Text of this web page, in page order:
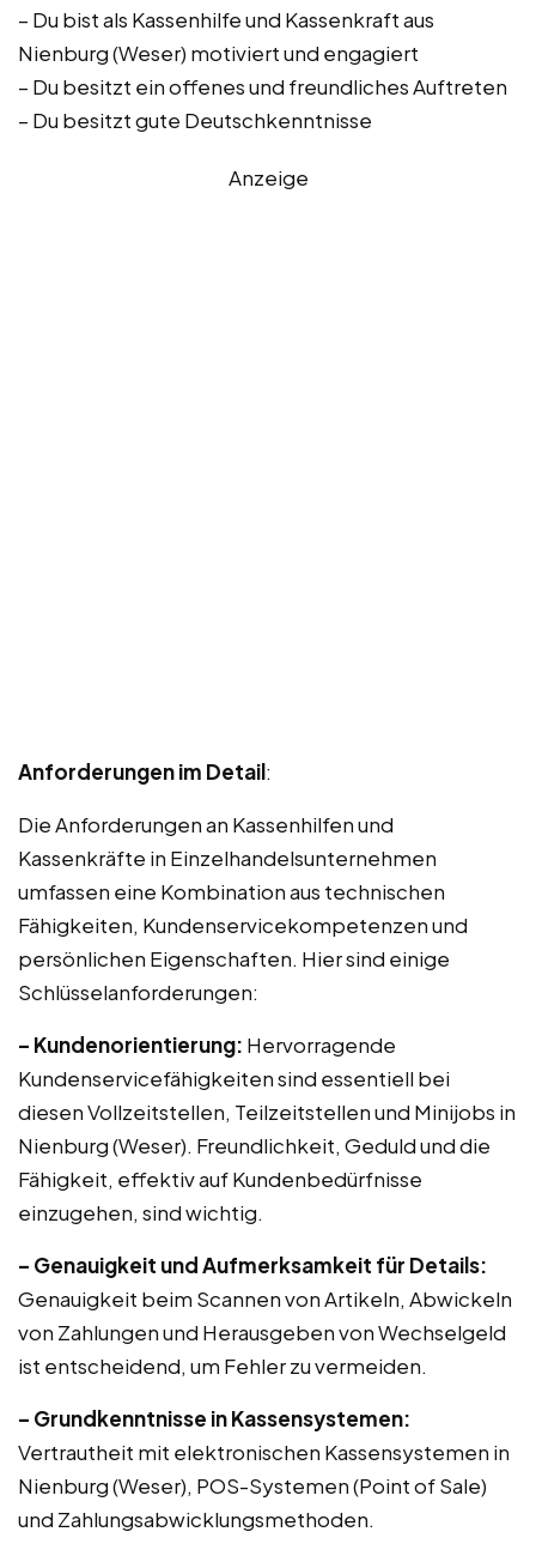
– Du bist als Kassenhilfe und Kassenkraft aus
Nienburg (Weser) motiviert und engagiert
– Du besitzt ein offenes und freundliches Auftreten
– Du besitzt gute Deutschkenntnisse
Anzeige
Anforderungen im Detail:
Die Anforderungen an Kassenhilfen und
Kassenkräfte in Einzelhandelsunternehmen
umfassen eine Kombination aus technischen
Fähigkeiten, Kundenservicekompetenzen und
persönlichen Eigenschaften. Hier sind einige
Schlüsselanforderungen:
– Kundenorientierung: Hervorragende
Kundenservicefähigkeiten sind essentiell bei
diesen Vollzeitstellen, Teilzeitstellen und Minijobs in
Nienburg (Weser). Freundlichkeit, Geduld und die
Fähigkeit, effektiv auf Kundenbedürfnisse
einzugehen, sind wichtig.
– Genauigkeit und Aufmerksamkeit für Details:
Genauigkeit beim Scannen von Artikeln, Abwickeln
von Zahlungen und Herausgeben von Wechselgeld
ist entscheidend, um Fehler zu vermeiden.
– Grundkenntnisse in Kassensystemen:
Vertrautheit mit elektronischen Kassensystemen in
Nienburg (Weser), POS-Systemen (Point of Sale)
und Zahlungsabwicklungsmethoden.